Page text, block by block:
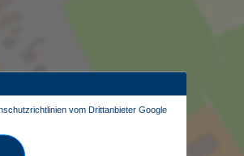
vom Drittanbieter Google